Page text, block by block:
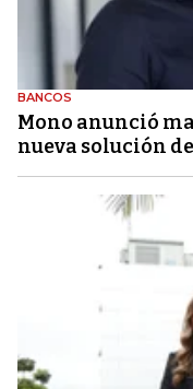
BANCOS
Mono anunció
nueva solución